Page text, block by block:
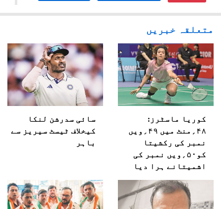
متعلقہ خبریں
کوریا ماسٹرز:
۴۸؍منٹ میں ۴۹؍ویں
نمبر کی رکشیتا
کو۵۰؍ویں نمبر کی
اشمیتانے ہرا دیا
سائی سدرشن لنکا
کیخلاف ٹیسٹ سیریز سے
باہر